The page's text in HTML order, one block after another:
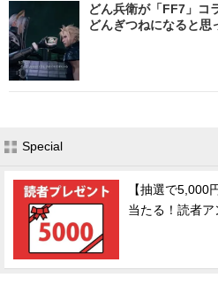
どん兵衛が「FF7」コ
どんぎつねになると思
Special
【抽選で5,000
当たる！読者